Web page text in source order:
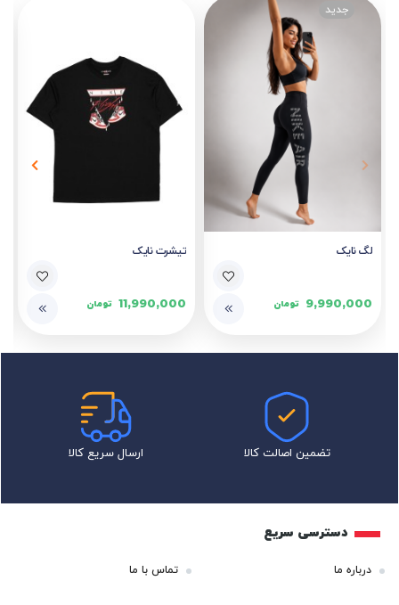
لگ نایک
9,990,000 تومان
تیشرت نایک
11,990,000 تومان
تضمین اصالت کالا ارسال سریع کالا
دسترسی سریع
درباره ما تماس با ما